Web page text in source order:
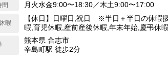
間 月火水金9:00〜18:30／木土9:00〜17:00
暇
【休日】日曜日,祝日 ※半日＋半日の休暇
暇,育児休暇,産前産後休暇,年末年始,慶弔休
日に含む） 【年間休日】116日
熊本県 合志市
辛島町駅 徒歩2分